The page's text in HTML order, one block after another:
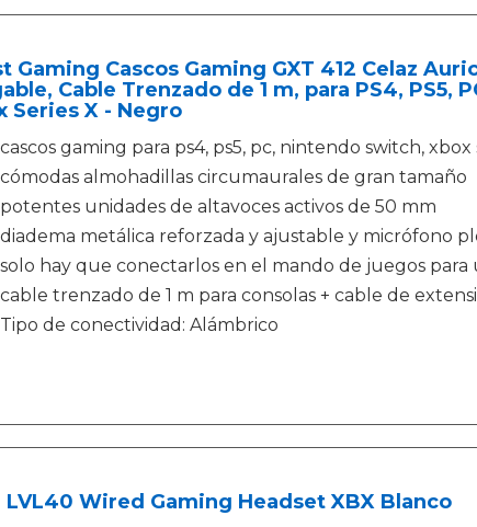
Gaming Cascos Gaming GXT 412 Celaz
Cable Trenzado de 1 m, para PS4, PS5,
Series X - Negro
cascos gaming para ps4, ps5, pc, nintendo switch,
cómodas almohadillas circumaurales de gran tamaño
potentes unidades de altavoces activos de 50 mm
diadema metálica reforzada y ajustable y micrófono
solo hay que conectarlos en el mando de juegos para
cable trenzado de 1 m para consolas + cable de
Tipo de conectividad: Alámbrico
LVL40 Wired Gaming Headset XBX Blanco